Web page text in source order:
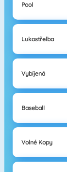
Pool
Lukostřelba
Vybíjená
Baseball
Volné Kopy